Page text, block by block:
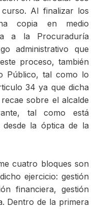
Al finalizar los
copia en medio
a la Procuraduría
administrativo que
proceso, también
Público, tal como lo
34 ya que dicha
sobre el alcalde
tal como está
la óptica de la
cuatro bloques son
ejercicio: gestión
financiera, gestión
Dentro de la primera